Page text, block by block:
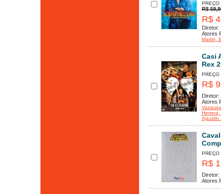
PREÇO
R$
R$
Diretor:
Atores
Martin ,
Casi
Rex
PREÇO
R$
Diretor:
Atores
Vazquez
Herrera
Agustin
PREÇO
R$
Diretor:
Atores